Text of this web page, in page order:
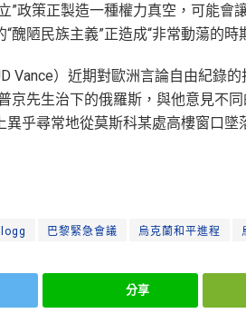
”政策正製造一種權力真空，可能會
醜陋民族主義”正造成“非常動蕩的時
Vance）近期對歐洲言論自由紀錄
京先生治下的俄羅斯，與他意見不
乎尋常地從莫斯科某處高樓窗口墜
巴黎緊急會議 烏克蘭和平進程
分享